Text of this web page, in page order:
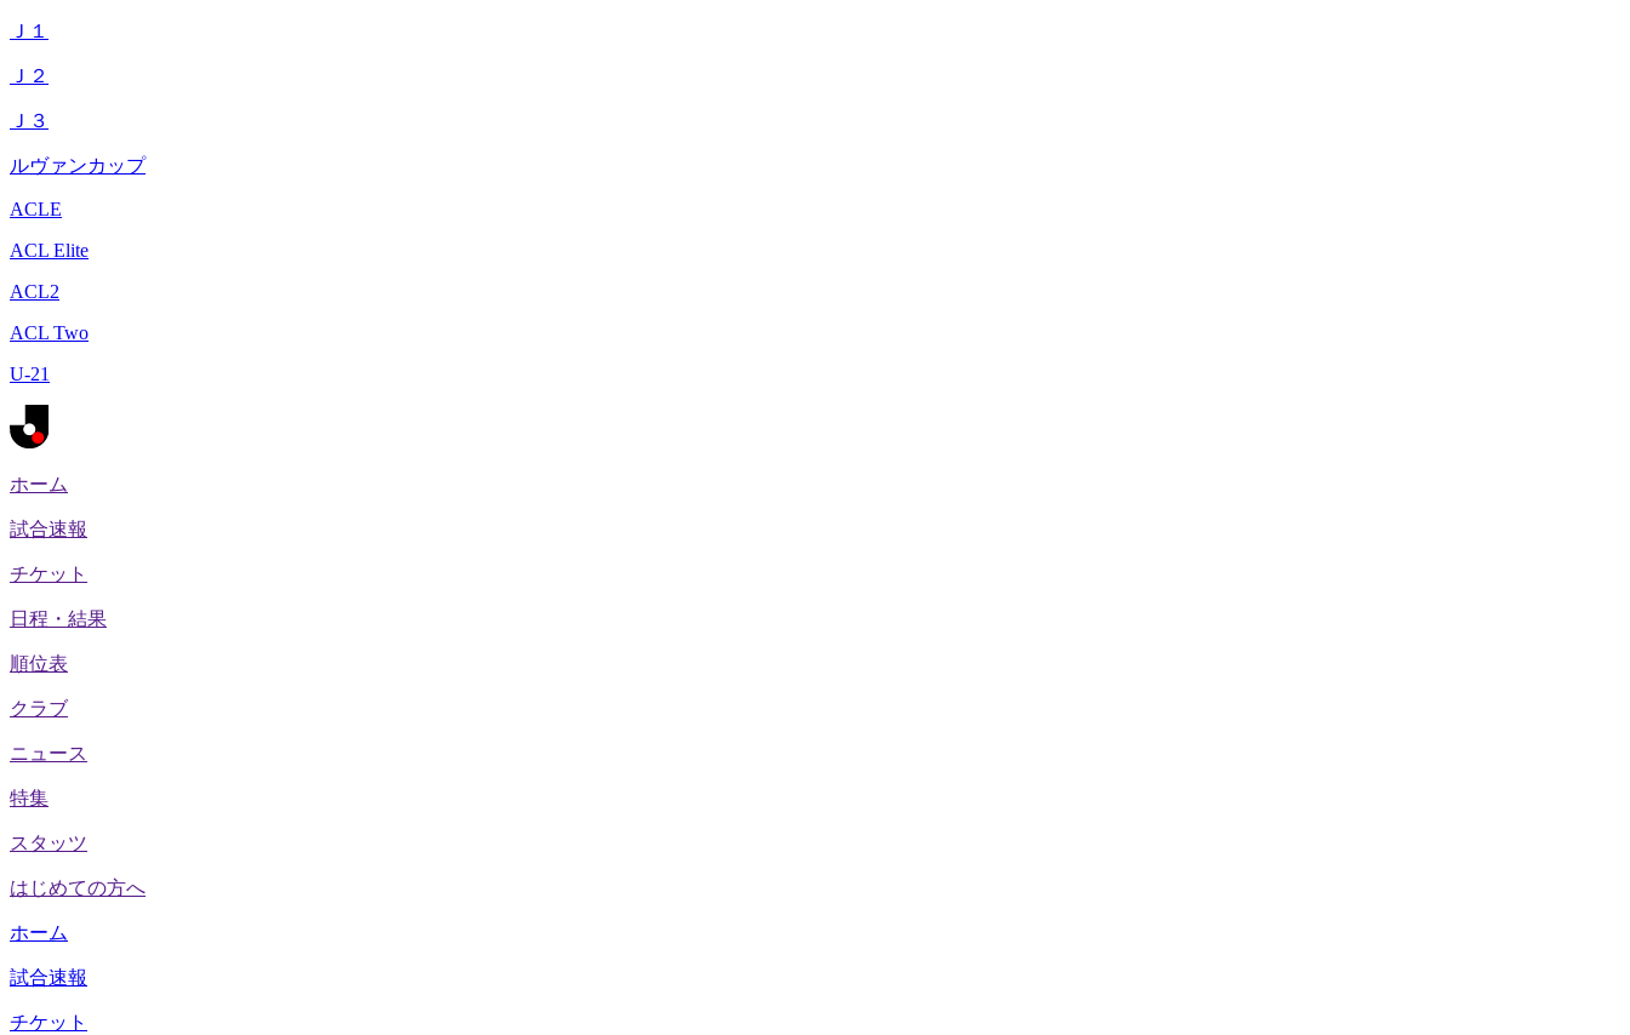
Ｊ１
Ｊ２
Ｊ３
ルヴァンカップ
ACLE
ACL Elite
ACL2
ACL Two
U-21
ホーム
試合速報
チケット
日程・結果
順位表
クラブ
ニュース
特集
スタッツ
はじめての方へ
ホーム
試合速報
チケット